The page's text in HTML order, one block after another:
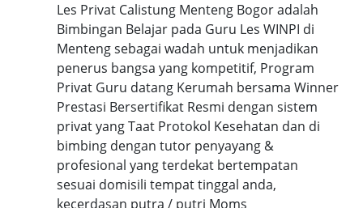
Les Privat Calistung Menteng Bogor adalah
Bimbingan Belajar pada Guru Les WINPI di
Menteng sebagai wadah untuk menjadikan
penerus bangsa yang kompetitif, Program
Privat Guru datang Kerumah bersama Winner
Prestasi Bersertifikat Resmi dengan sistem
privat yang Taat Protokol Kesehatan dan di
bimbing dengan tutor penyayang &
profesional yang terdekat bertempatan
sesuai domisili tempat tinggal anda,
kecerdasan putra / putri Moms